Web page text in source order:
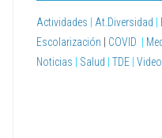
Actividades At.Diversidad
Escolarización
COVID
Noticias
Salud TDE